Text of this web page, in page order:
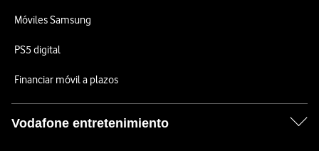
Móviles Samsung
PS5 digital
Financiar móvil a plazos
Vodafone entretenimiento